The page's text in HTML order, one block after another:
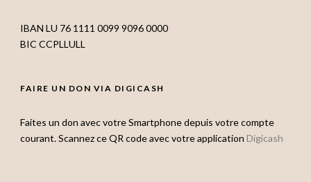
IBAN LU 76 1111 0099 9096 0000
BIC CCPLLULL
FAIRE UN DON VIA DIGICASH
Faites un don avec votre Smartphone depuis votre compte
courant. Scannez ce QR code avec votre application Digicash